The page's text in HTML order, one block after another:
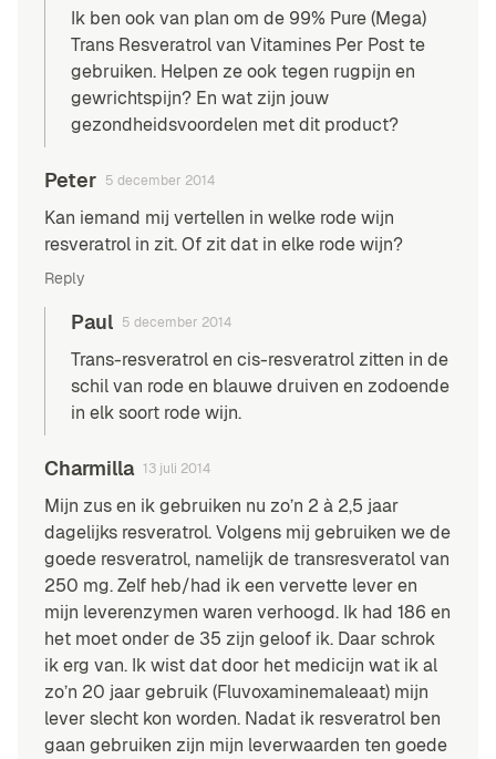
Ik ben ook van plan om de 99% Pure (Mega)
Trans Resveratrol van Vitamines Per Post te
gebruiken. Helpen ze ook tegen rugpijn en
gewrichtspijn? En wat zijn jouw
gezondheidsvoordelen met dit product?
Peter 5 december 2014
Kan iemand mij vertellen in welke rode wijn
resveratrol in zit. Of zit dat in elke rode wijn?
Reply
Paul 5 december 2014
Trans-resveratrol en cis-resveratrol zitten in de
schil van rode en blauwe druiven en zodoende
in elk soort rode wijn.
Charmilla 13 juli 2014
Mijn zus en ik gebruiken nu zo’n 2 à 2,5 jaar
dagelijks resveratrol. Volgens mij gebruiken we de
goede resveratrol, namelijk de transresveratol van
250 mg. Zelf heb/had ik een vervette lever en
mijn leverenzymen waren verhoogd. Ik had 186 en
het moet onder de 35 zijn geloof ik. Daar schrok
ik erg van. Ik wist dat door het medicijn wat ik al
zo’n 20 jaar gebruik (Fluvoxaminemaleaat) mijn
lever slecht kon worden. Nadat ik resveratrol ben
gaan gebruiken zijn mijn leverwaarden ten goede